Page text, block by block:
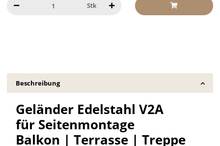
Stk
Beschreibung
Geländer Edelstahl V2A
für Seitenmontage
Balkon | Terrasse | Treppe